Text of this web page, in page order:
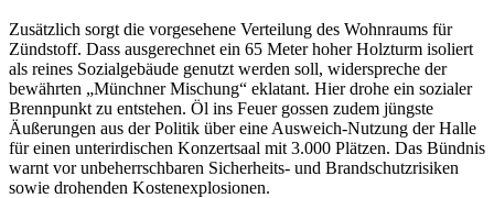
Zusätzlich sorgt die vorgesehene Verteilung des Wohnraums für
Zündstoff. Dass ausgerechnet ein 65 Meter hoher Holzturm isoliert
als reines Sozialgebäude genutzt werden soll, widerspreche der
bewährten „Münchner Mischung“ eklatant. Hier drohe ein sozialer
Brennpunkt zu entstehen. Öl ins Feuer gossen zudem jüngste
Äußerungen aus der Politik über eine Ausweich-Nutzung der Halle
für einen unterirdischen Konzertsaal mit 3.000 Plätzen. Das Bündnis
warnt vor unbeherrschbaren Sicherheits- und Brandschutzrisiken
sowie drohenden Kostenexplosionen.